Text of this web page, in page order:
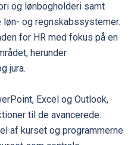
og lønbogholderi samt
løn- og regnskabssystemer.
for HR med fokus på en
herunder
jura.
Excel og Outlook,
til de avancerede.
af kurset og programmerne